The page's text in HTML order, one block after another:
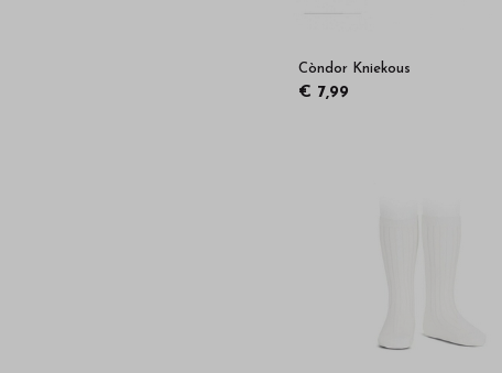
Còndor Kniekous
€ 7,99